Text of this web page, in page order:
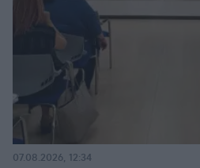
07.08.2026, 12:34